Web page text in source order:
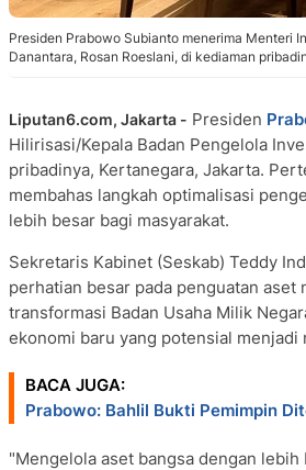
Presiden Prabowo Subianto menerima Menteri
Danantara, Rosan Roeslani, di kediaman
Liputan6.com, Jakarta - Presiden
Hilirisasi/Kepala Badan Pengelola
pribadinya, Kertanegara, Jakarta.
membahas langkah optimalisasi
lebih besar bagi masyarakat.
Sekretaris Kabinet (Seskab) Teddy
perhatian besar pada penguatan
transformasi Badan Usaha Milik
ekonomi baru yang potensial
BACA JUGA:
Prabowo: Bahlil Bukti Pemimpin
"Mengelola aset bangsa dengan